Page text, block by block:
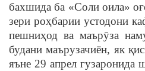
бахшида ба «Соли оила»
зери роҳбарии устодони
пешниҳод ва маърӯза
будани маърузачиён, як
яъне 29 апрел